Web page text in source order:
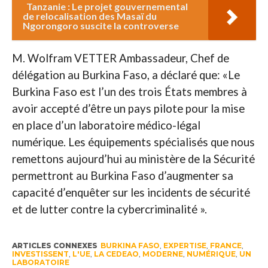
Tanzanie : Le projet gouvernemental
de relocalisation des Masaï du
Ngorongoro suscite la controverse
M. Wolfram VETTER Ambassadeur, Chef de
délégation au Burkina Faso, a déclaré que: «Le
Burkina Faso est l’un des trois États membres à
avoir accepté d’être un pays pilote pour la mise
en place d’un laboratoire médico-légal
numérique. Les équipements spécialisés que nous
remettons aujourd’hui au ministère de la Sécurité
permettront au Burkina Faso d’augmenter sa
capacité d’enquêter sur les incidents de sécurité
et de lutter contre la cybercriminalité ».
ARTICLES CONNEXES BURKINA FASO, EXPERTISE, FRANCE,
INVESTISSENT, L'UE, LA CEDEAO, MODERNE, NUMÉRIQUE, UN
LABORATOIRE